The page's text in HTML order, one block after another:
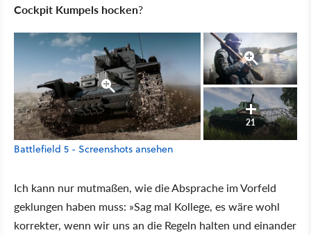
Cockpit Kumpels hocken?
21
Battlefield 5 - Screenshots ansehen
Ich kann nur mutmaßen, wie die Absprache im Vorfeld
geklungen haben muss: »Sag mal Kollege, es wäre wohl
korrekter, wenn wir uns an die Regeln halten und einander